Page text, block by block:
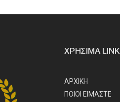
ΧΡΗΣΙΜΑ LINK
ΑΡΧΙΚΗ
ΠΟΙΟΙ ΕΙΜΑΣΤΕ